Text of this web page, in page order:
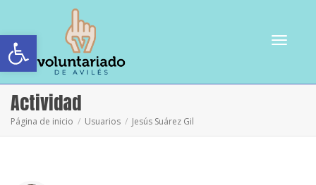
Abrir barra de herramientas
Actividad
Página de inicio Usuarios Jesús Suárez Gil